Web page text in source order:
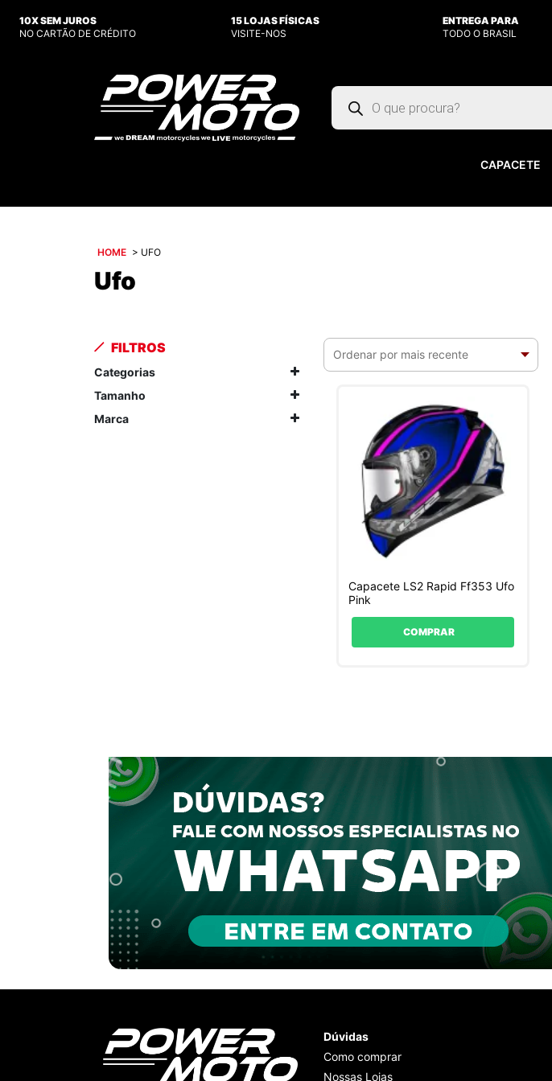
10X SEM JUROS
NO CARTÃO DE CRÉDITO
15 LOJAS FÍSICAS
VISITE-NOS
ENTREGA PARA
TODO O BRASIL
Pesquisar
produtos
CAPACETE
HOME > UFO
Ufo
FILTROS
Categorias
Tamanho
Marca
Capacete LS2 Rapid Ff353 Ufo
Pink
COMPRAR
Dúvidas
Como comprar
Nossas Lojas